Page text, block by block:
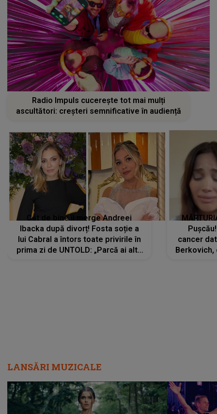
Radio Impuls cucerește tot mai mulți
ascultători: creșteri semnificative în audiență
Cât de bine îi merge Andreei
Ibacka după divorț! Fosta soție a
lui Cabral a întors toate privirile în
prima zi de UNTOLD: „Parcă ai altă
cancer
Berkovich,
LANSĂRI MUZICALE